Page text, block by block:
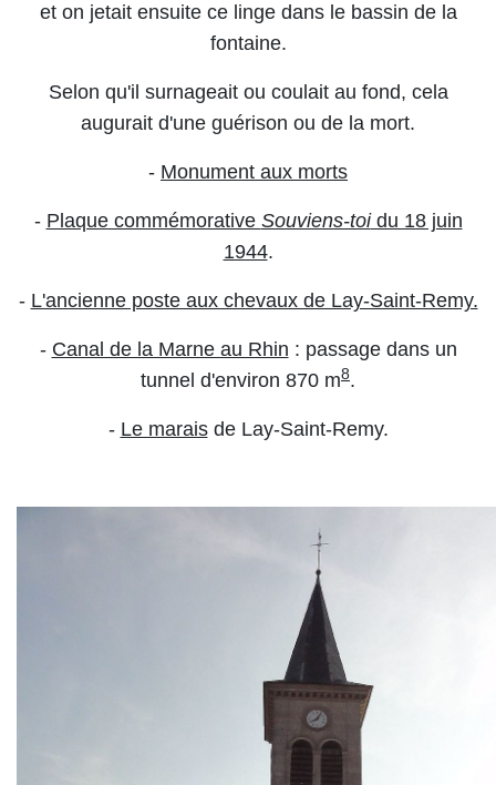
et on jetait ensuite ce linge dans le bassin de la
fontaine.
Selon qu'il surnageait ou coulait au fond, cela
augurait d'une guérison ou de la mort.
- Monument aux morts
- Plaque commémorative Souviens-toidu 18 juin
1944.
- L'ancienne poste aux chevaux de Lay-Saint-Remy.
- Canal de la Marne au Rhin : passage dans un
tunnel d'environ 870 m8.
- Le maraisde Lay-Saint-Remy.